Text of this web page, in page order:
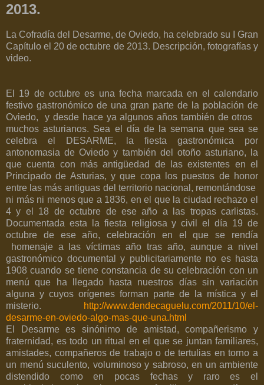
2013.
La Cofradía del Desarme, de Oviedo, ha celebrado su I Gran
Capítulo el 20 de octubre de 2013. Descripción, fotografías y
video.
El 19 de octubre es una fecha marcada en el calendario
festivo gastronómico de una gran parte de la población de
Oviedo,
y desde hace ya algunos años también de otros
muchos asturianos. Sea el día de la semana que sea se
celebra el DESARME, la fiesta gastronómica por
antonomasia de Oviedo y también del otoño asturiano, la
que cuenta con más antigüedad de las existentes en el
Principado de Asturias, y que copa los puestos de honor
entre las más antiguas del territorio nacional, remontándose
ni más ni menos que a 1836, en el que la ciudad rechazo el
4 y el 18 de octubre de ese año a las tropas carlistas.
Documentada esta la fiesta religiosa y civil el día 19 de
octubre de ese año, celebración en el que se rendía
homenaje a las víctimas año tras año, aunque a nivel
gastronómico documental y publicitariamente no es hasta
1908 cuando se tiene constancia de su celebración con un
menú que ha llegado hasta nuestros días sin variación
alguna y cuyos orígenes forman parte de la mística y el
misterio.
http://www.dendecaguelu.com/2011/10/el-
desarme-en-oviedo-algo-mas-que-una.html
El Desarme es sinónimo de amistad, compañerismo y
fraternidad, es todo un ritual en el que se juntan familiares,
amistades, compañeros de trabajo o de tertulias en torno a
un menú suculento, voluminoso y sabroso, en un ambiente
distendido como en pocas fechas y raro es el